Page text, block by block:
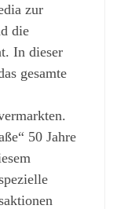
zur
die
In dieser
gesamte
50 Jahre